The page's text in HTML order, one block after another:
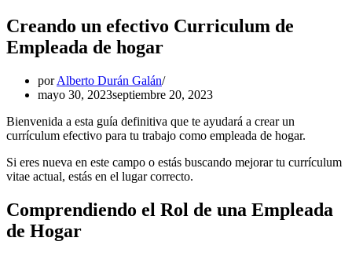
Creando un efectivo Curriculum de
Empleada de hogar
porAlberto Durán Galán
mayo 30, 2023septiembre 20, 2023
Bienvenida a esta guía definitiva que te ayudará a crear un
currículum efectivo para tu trabajo como empleada de hogar.
Si eres nueva en este campo o estás buscando mejorar tu currículum
vitae actual, estás en el lugar correcto.
Comprendiendo el Rol de una Empleada
de Hogar